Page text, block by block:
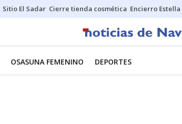
Sitio El Sadar Cierre tienda cosmética Encierro
OSASUNA FEMENINO DEPORTES